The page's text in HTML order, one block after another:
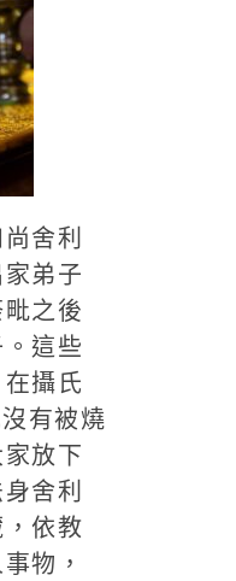
舍利
弟子
之後
這些
攝氏
有被燒
放下
舍利
，依教
物，